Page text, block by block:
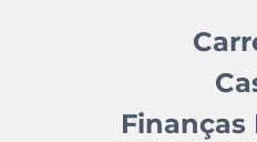
Finanças